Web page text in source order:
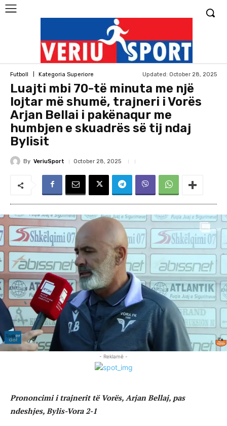
Futboll Kategoria Superiore Updated: October 28, 2025
Luajti mbi 70-të minuta me një
lojtar më shumë, trajneri i Vorës
Arjan Bellai i pakënaqur me
humbjen e skuadrës së tij ndaj
Bylisit
By VeriuSport October 28, 2025
- Reklamë -
Prononcimi i trajnerit të Vorës, Arjan Bellaj, pas
ndeshjes, Bylis-Vora 2-1